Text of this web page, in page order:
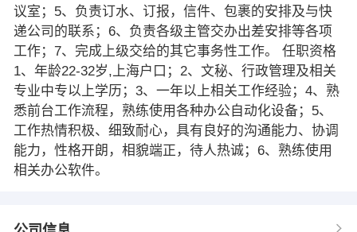
议室；5、负责订水、订报，信件、包裹的安排及与快
递公司的联系；6、负责各级主管交办出差安排等各项
工作；7、完成上级交给的其它事务性工作。 任职资格
1、年龄22-32岁,上海户口；2、文秘、行政管理及相关
专业中专以上学历；3、一年以上相关工作经验；4、熟
悉前台工作流程，熟练使用各种办公自动化设备；5、
工作热情积极、细致耐心，具有良好的沟通能力、协调
能力，性格开朗，相貌端正，待人热诚；6、熟练使用
相关办公软件。